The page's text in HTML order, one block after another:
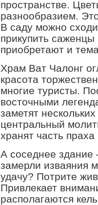
пространстве.
разнообразием.
В саду можно
прикупить
приобретают и
Храм Ват Чалонг
красота
многие туристы.
восточными
заметят
центральный
хранят часть
А соседнее здание
замерли изваяния
удачу? Потрите
Привлекает
располагаются